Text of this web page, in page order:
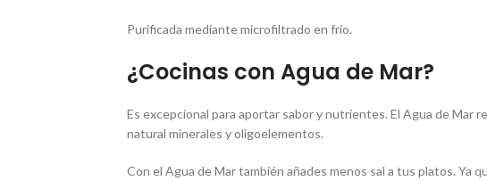
Purificada mediante microfiltrado en frío.
¿Cocinas con Agua de Mar?
Es excepcional para aportar sabor y nutrientes. El Agua de Mar
natural minerales y oligoelementos.
Con el Agua de Mar también añades menos sal a tus platos. Ya